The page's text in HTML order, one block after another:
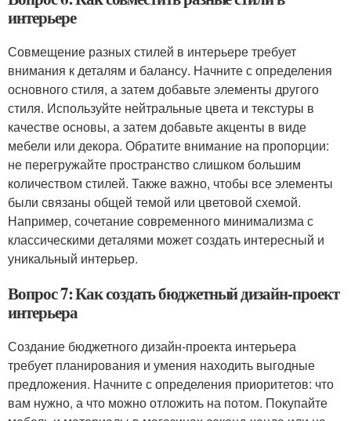
интерьере
Совмещение разных стилей в интерьере требует
внимания к деталям и балансу. Начните с определения
основного стиля, а затем добавьте элементы другого
стиля. Используйте нейтральные цвета и текстуры в
качестве основы, а затем добавьте акценты в виде
мебели или декора. Обратите внимание на пропорции:
не перегружайте пространство слишком большим
количеством стилей. Также важно, чтобы все элементы
были связаны общей темой или цветовой схемой.
Например, сочетание современного минимализма с
классическими деталями может создать интересный и
уникальный интерьер.
Вопрос 7: Как создать бюджетный дизайн-проект
интерьера
Создание бюджетного дизайн-проекта интерьера
требует планирования и умения находить выгодные
предложения. Начните с определения приоритетов: что
вам нужно, а что можно отложить на потом. Покупайте